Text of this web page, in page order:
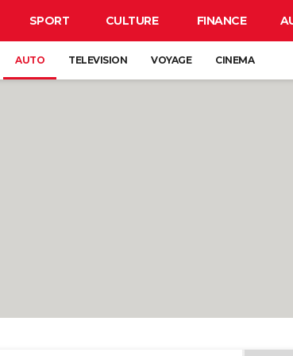
SPORT CULTURE FINANCE
AUTO TELEVISION VOYAGE CINEMA